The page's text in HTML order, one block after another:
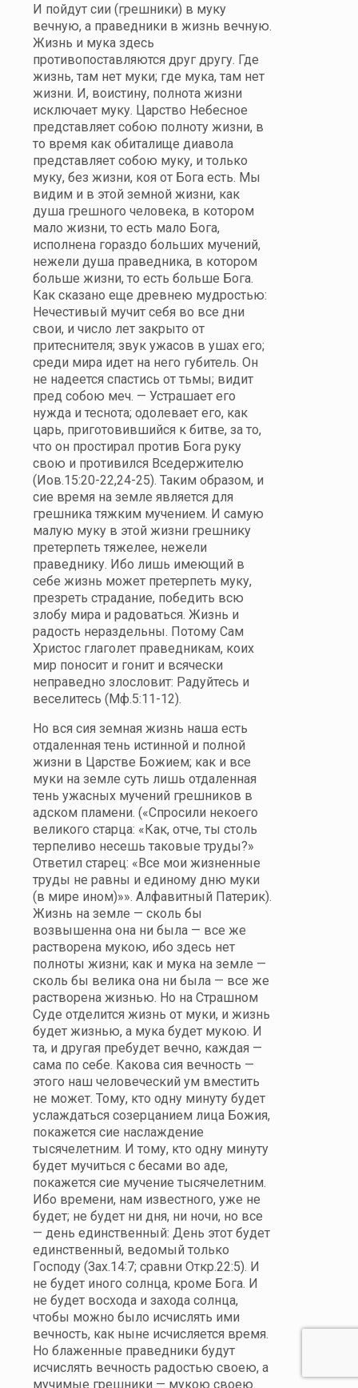
И пойдут сии (грешники) в муку
вечную, а праведники в жизнь вечную.
Жизнь и мука здесь
противопоставляются друг другу. Где
жизнь, там нет муки; где мука, там нет
жизни. И, воистину, полнота жизни
исключает муку. Царство Небесное
представляет собою полноту жизни, в
то время как обиталище диавола
представляет собою муку, и только
муку, без жизни, коя от Бога есть. Мы
видим и в этой земной жизни, как
душа грешного человека, в котором
мало жизни, то есть мало Бога,
исполнена гораздо больших мучений,
нежели душа праведника, в котором
больше жизни, то есть больше Бога.
Как сказано еще древнею мудростью:
Нечестивый мучит себя во все дни
свои, и число лет закрыто от
притеснителя; звук ужасов в ушах его;
среди мира идет на него губитель. Он
не надеется спастись от тьмы; видит
пред собою меч. — Устрашает его
нужда и теснота; одолевает его, как
царь, приготовившийся к битве, за то,
что он простирал против Бога руку
свою и противился Вседержителю
(Иов.15:20-22,24-25). Таким образом, и
сие время на земле является для
грешника тяжким мучением. И самую
малую муку в этой жизни грешнику
претерпеть тяжелее, нежели
праведнику. Ибо лишь имеющий в
себе жизнь может претерпеть муку,
презреть страдание, победить всю
злобу мира и радоваться. Жизнь и
радость нераздельны. Потому Сам
Христос глаголет праведникам, коих
мир поносит и гонит и всячески
неправедно злословит: Радуйтесь и
веселитесь (Мф.5:11-12).
Но вся сия земная жизнь наша есть
отдаленная тень истинной и полной
жизни в Царстве Божием; как и все
муки на земле суть лишь отдаленная
тень ужасных мучений грешников в
адском пламени. («Спросили некоего
великого старца: «Как, отче, ты столь
терпеливо несешь таковые труды?»
Ответил старец: «Все мои жизненные
труды не равны и единому дню муки
(в мире ином)»». Алфавитный Патерик).
Жизнь на земле — сколь бы
возвышенна она ни была — все же
растворена мукою, ибо здесь нет
полноты жизни; как и мука на земле —
сколь бы велика она ни была — все же
растворена жизнью. Но на Страшном
Суде отделится жизнь от муки, и жизнь
будет жизнью, а мука будет мукою. И
та, и другая пребудет вечно, каждая —
сама по себе. Какова сия вечность —
этого наш человеческий ум вместить
не может. Тому, кто одну минуту будет
услаждаться созерцанием лица Божия,
покажется сие наслаждение
тысячелетним. И тому, кто одну минуту
будет мучиться с бесами во аде,
покажется сие мучение тысячелетним.
Ибо времени, нам известного, уже не
будет; не будет ни дня, ни ночи, но все
— день единственный: День этот будет
единственный, ведомый только
Господу (Зах.14:7; сравни Откр.22:5). И
не будет иного солнца, кроме Бога. И
не будет восхода и захода солнца,
чтобы можно было исчислять ими
вечность, как ныне исчисляется время.
Но блаженные праведники будут
исчислять вечность радостью своею, а
мучимые грешники — мукою своею.